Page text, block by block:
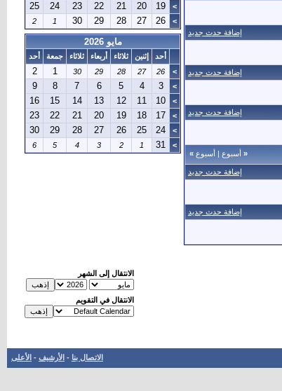
إضافة حدث جديد
إضافة حدث جديد
إضافة حدث جديد
« أسبوع | أسبوع »
إضافة حدث جديد
إضافة حدث جديد
>
19
20
21
22
23
24
25
>
26
27
28
29
30
1
2
مايو 2026
أحد إثنين ثلاثاء أربعاء ثلاثاء جمعة
أحد
>
26
27
28
29
30
1
2
>
3
4
5
6
7
8
9
>
10
11
12
13
14
15
16
>
17
18
19
20
21
22
23
>
24
25
26
27
28
29
30
>
31
1
2
3
4
5
6
الانتقال إلى الشهر
الانتقال في التقويم
الاتصال بنا - الأرشيف - الأعلى